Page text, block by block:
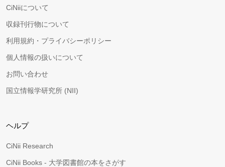
CiNiiについて
収録刊行物について
利用規約・プライバシーポリシー
個人情報の扱いについて
お問い合わせ
国立情報学研究所 (NII)
ヘルプ
CiNii Research
CiNii Books - 大学図書館の本をさがす